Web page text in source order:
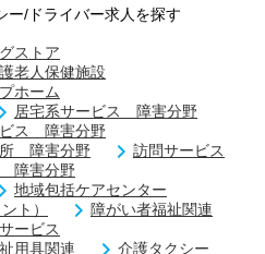
ー/ドライバー求人を探す
ストア
老人保健施設
ホーム
居宅系サービス 障害分野
ス 障害分野
障害分野
訪問サービス
障害分野
地域包括ケアセンター
ト）
障がい者福祉関連
ービス
用具関連
介護タクシー